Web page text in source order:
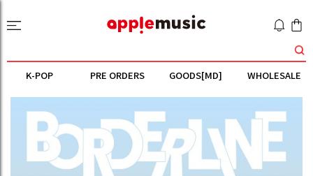
K-POP PRE ORDERS GOODS[MD] WHOLESALE